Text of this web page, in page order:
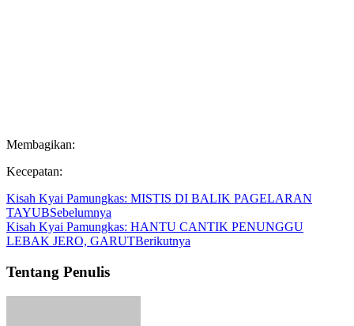
Membagikan:
Kecepatan:
Kisah Kyai Pamungkas: MISTIS DI BALIK PAGELARAN
TAYUBSebelumnya
Kisah Kyai Pamungkas: HANTU CANTIK PENUNGGU
LEBAK JERO, GARUTBerikutnya
Tentang Penulis